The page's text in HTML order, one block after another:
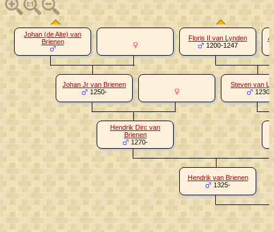
Johan (de Alte) van
Brienen
Floris II van Lynden
1200-1247
Johan Jr van Brienen
1250-
Steven van
1230-
Hendrik Dirc van
Brienen
1270-
Hendrik van Brienen
1325-